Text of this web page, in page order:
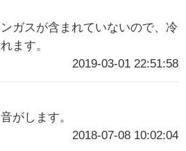
ガスが含まれていないので、冷
ます。
2019-03-01 22:51:58
がします。
2018-07-08 10:02:04